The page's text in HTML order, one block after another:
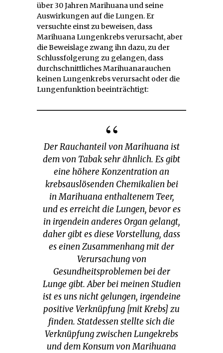
über 30 Jahren Marihuana und seine
Auswirkungen auf die Lungen. Er
versuchte einst zu beweisen, dass
Marihuana Lungenkrebs verursacht, aber
die Beweislage zwang ihn dazu, zu der
Schlussfolgerung zu gelangen, dass
durchschnittliches Marihuanarauchen
keinen Lungenkrebs verursacht oder die
Lungenfunktion beeinträchtigt:
Der Rauchanteil von Marihuana ist
dem von Tabak sehr ähnlich. Es gibt
eine höhere Konzentration an
krebsauslösenden Chemikalien bei
in Marihuana enthaltenem Teer,
und es erreicht die Lungen, bevor es
in irgendein anderes Organ gelangt,
daher gibt es diese Vorstellung, dass
es einen Zusammenhang mit der
Verursachung von
Gesundheitsproblemen bei der
Lunge gibt. Aber bei meinen Studien
ist es uns nicht gelungen, irgendeine
positive Verknüpfung [mit Krebs] zu
finden. Statdessen stellte sich die
Verknüpfung zwischen Lungekrebs
und dem Konsum von Marihuana